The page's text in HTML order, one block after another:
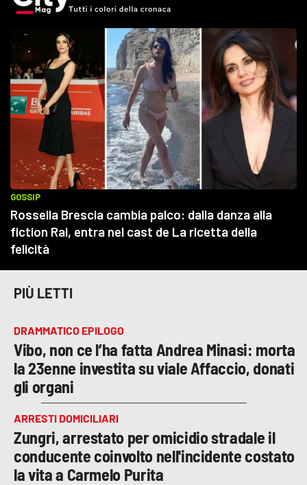
PIÙ LETTI
DRAMMATICO EPILOGO
Vibo, non ce l’ha fatta Andrea Minasi: morta
la 23enne investita su viale Affaccio, donati
gli organi
ARRESTI DOMICILIARI
Zungri, arrestato per omicidio stradale il
conducente coinvolto nell'incidente costato
la vita a Carmelo Purita